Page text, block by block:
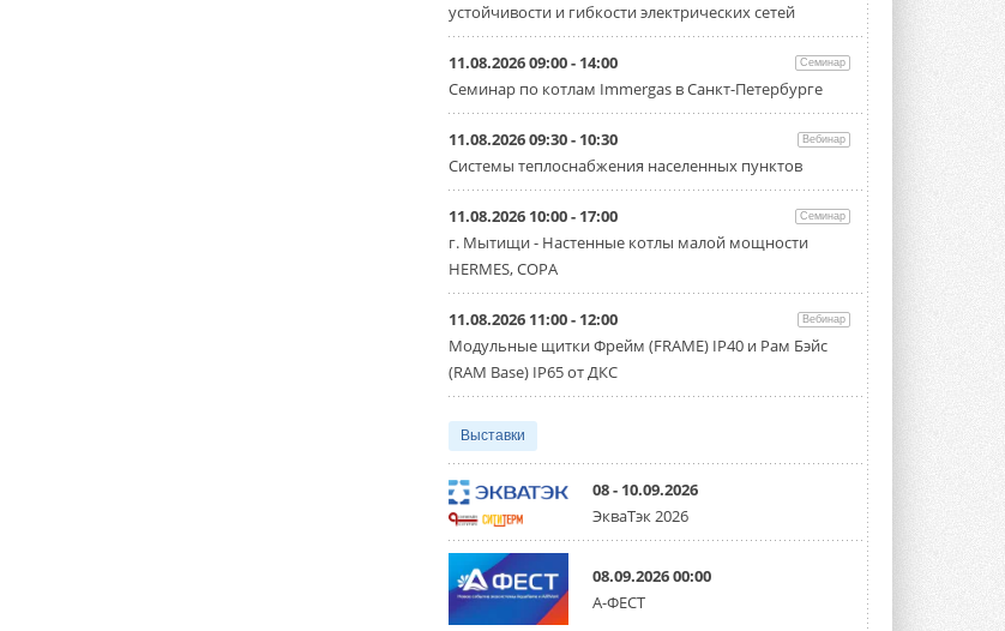
устойчивости и гибкости электрических сетей
11.08.2026 09:00 - 14:00 Семинар
Семинар по котлам Immergas в Санкт-Петербурге
11.08.2026 09:30 - 10:30 Вебинар
Системы теплоснабжения населенных пунктов
11.08.2026 10:00 - 17:00 Семинар
г. Мытищи - Настенные котлы малой мощности
HERMES, COPA
11.08.2026 11:00 - 12:00 Вебинар
Модульные щитки Фрейм (FRAME) IP40 и Рам Бэйс
(RAM Base) IP65 от ДКС
Выставки
08 - 10.09.2026
ЭкваТэк 2026
08.09.2026 00:00
А-ФЕСТ